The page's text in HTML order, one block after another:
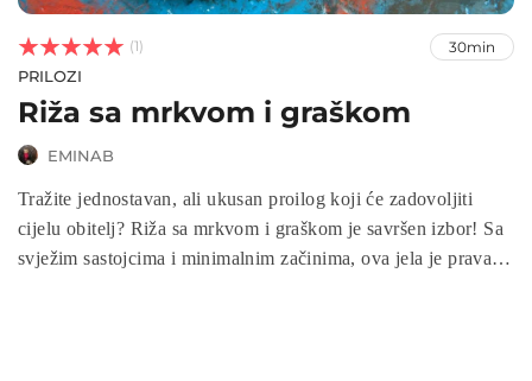


 (1) 30min
PRILOZI
Riža sa mrkvom i graškom
EMINAB
Tražite jednostavan, ali ukusan proilog koji će zadovoljiti
cijelu obitelj? Riža sa mrkvom i graškom je savršen izbor! Sa
svježim sastojcima i minimalnim začinima, ova jela je prava